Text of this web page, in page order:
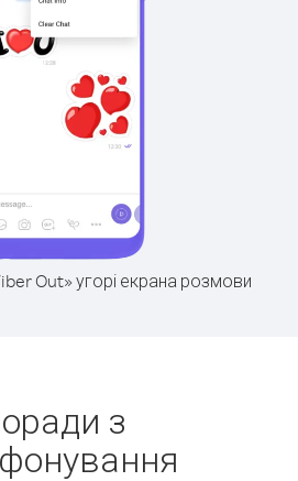
Out» угорі екрана розмови
з